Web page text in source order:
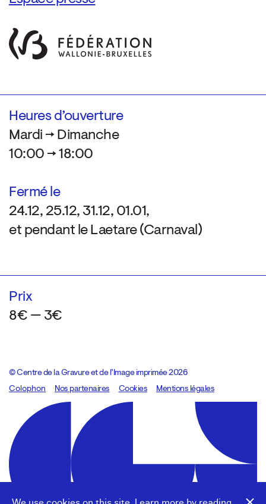
Heures d’ouverture
Mardi → Dimanche
10:00 → 18:00
Fermé le
24.12, 25.12, 31.12, 01.01,
et pendant le Laetare (Carnaval)
Prix
8€ — 3€
© Centre de la Gravure et de l’Image imprimée 2026
Colophon
Design:Marcel Kaczmarek, code:8080.studio
Nos partenaires Cookies Mentions légales